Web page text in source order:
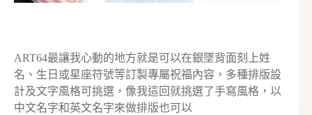
ART64最讓我心動的地方就是可以在銀墜背面刻上姓
名、生日或星座符號等訂製專屬祝福內容，多種排版設
計及文字風格可挑選，像我這回就挑選了手寫風格，以
中文名字和英文名字來做排版也可以